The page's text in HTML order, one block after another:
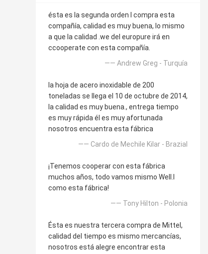
ésta es la segunda orden l compra esta
compañía, calidad es muy buena, lo mismo
a que la calidad .we del europure irá en
ccooperate con esta compañía.
—— Andrew Greg - Turquía
la hoja de acero inoxidable de 200
toneladas se llega el 10 de octubre de 2014,
la calidad es muy buena., entrega tiempo
es muy rápida él es muy afortunada
nosotros encuentra esta fábrica
—— Cardo de Mechile Kilar - Brazial
¡Tenemos cooperar con esta fábrica
muchos años, todo vamos mismo Well.l
como esta fábrica!
—— Tony Hilton - Polonia
Ésta es nuestra tercera compra de Mittel,
calidad del tiempo es mismo mercancías,
nosotros está alegre encontrar esta